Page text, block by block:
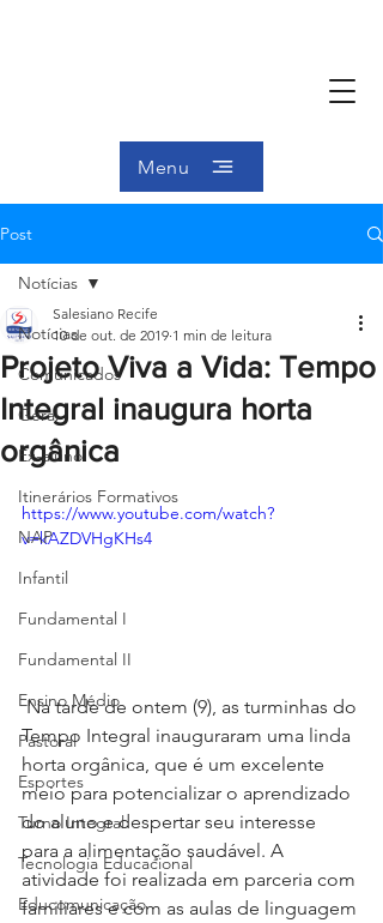
Menu
Post
Notícias
Comunicados
Geral
Ex-aluno
Itinerários Formativos
NAP
Infantil
Fundamental I
Fundamental II
Ensino Médio
Pastoral
Esportes
Turno Integral
Tecnologia Educacional
Educomunicação
Notícias
Projeto Viva a Vida: Tempo
Integral inaugura horta
orgânica
Salesiano Recife
10 de out. de 2019 1 min de leitura
https://www.youtube.com/watch?
v=kAZDVHgKHs4
Na tarde de ontem (9), as turminhas do
Tempo Integral inauguraram uma linda
horta orgânica, que é um excelente
meio para potencializar o aprendizado
do aluno e despertar seu interesse
para a alimentação saudável. A
atividade foi realizada em parceria com
familiares e com as aulas de linguagem